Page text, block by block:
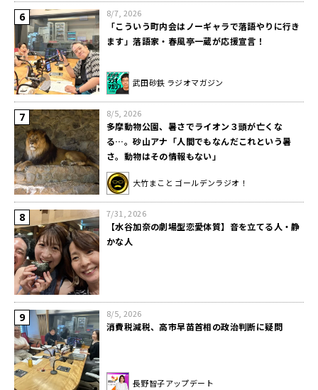
8/7, 2026
「こういう町内会はノーギャラで落語やりに行き
ます」落語家・春風亭一蔵が応援宣言！
武田砂鉄 ラジオマガジン
8/5, 2026
多摩動物公園、暑さでライオン３頭が亡くな
る…。砂山アナ「人間でもなんだこれという暑
さ。動物はその情報もない」
大竹まこと ゴールデンラジオ！
7/31, 2026
【水谷加奈の劇場型恋愛体質】音を立てる人・静
かな人
8/5, 2026
消費税減税、高市早苗首相の政治判断に疑問
長野智子アップデート